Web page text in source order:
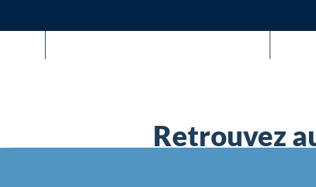
Retrouvez